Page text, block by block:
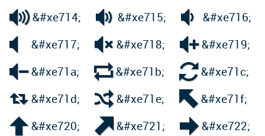
&#xe714;  &#xe715;  &#xe716;
 &#xe717;  &#xe718; &#xe719;
&#xe71a; &#xe71b; &#xe71c;
&#xe71d; &#xe71e; &#xe71f;
&#xe720; &#xe721; &#xe722;